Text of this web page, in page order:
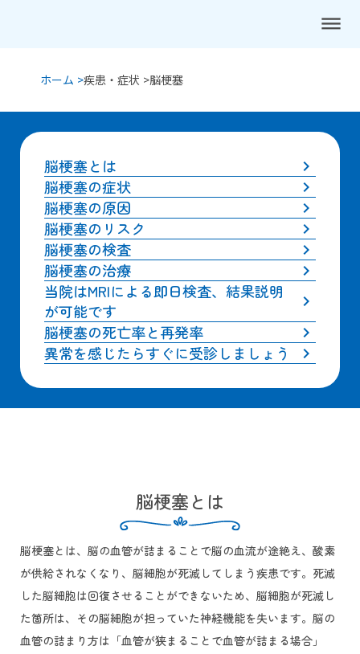
dehaze
ホーム >疾患・症状 >脳梗塞
脳梗塞とは keyboard_arrow_right
脳梗塞の症状 keyboard_arrow_right
脳梗塞の原因 keyboard_arrow_right
脳梗塞のリスク keyboard_arrow_right
脳梗塞の検査 keyboard_arrow_right
脳梗塞の治療 keyboard_arrow_right
当院はMRIによる即日検査、結果説明
が可能です
keyboard_arrow_right
脳梗塞の死亡率と再発率 keyboard_arrow_right
異常を感じたらすぐに受診しましょう keyboard_arrow_right
脳梗塞とは
脳梗塞とは、脳の血管が詰まることで脳の血流が途絶え、酸素
が供給されなくなり、脳細胞が死滅してしまう疾患です。死滅
した脳細胞は回復させることができないため、脳細胞が死滅し
た箇所は、その脳細胞が担っていた神経機能を失います。脳の
血管の詰まり方は「血管が狭まることで血管が詰まる場合」